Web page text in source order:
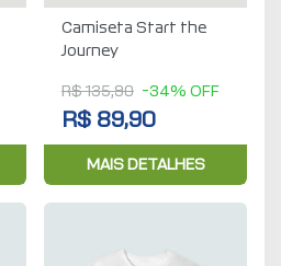
Camiseta Start the
Journey
R$ 135,90 -34% OFF
R$ 89,90
MAIS DETALHES